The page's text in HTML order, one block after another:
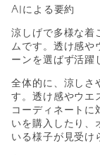
AIによる要約
涼しげで多様な着
ムです。透け感や
ーンを選ばず活躍
全体的に、涼しさ
す。透け感やウエ
コーディネートに
いを購入したり、
いる様子が見受け